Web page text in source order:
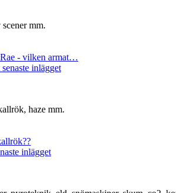
mm.
- vilken armat…
inlägget
haze mm.
inlägget